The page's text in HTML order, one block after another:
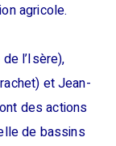
agricole.
l’Isère),
et Jean-
des actions
de bassins